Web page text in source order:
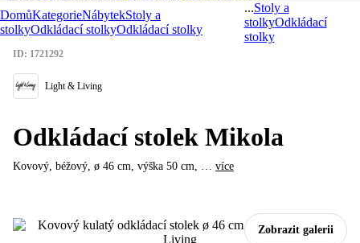
DomůKategorieNábytekStoly a
stolkyOdkládací stolkyOdkládací stolky
...Stoly a
stolkyOdkládací
stolky
Zobrazit galerii
ID: 1721292
Light & Living
Odkládací stolek Mikola
Kovový, béžový, ø 46 cm, výška 50 cm, … více